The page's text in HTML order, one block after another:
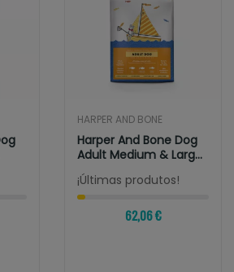
HARPER AND BONE
Harper And Bone Dog
Adult Medium & Large
Ocean Wonders
¡Últimas produtos!
62,06 €